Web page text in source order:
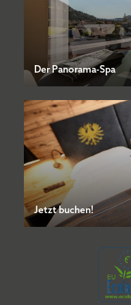
Der Panorama-Spa
Jetzt buchen!